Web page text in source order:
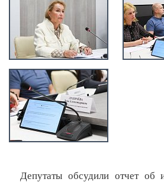
Депутаты обсудили отчет об